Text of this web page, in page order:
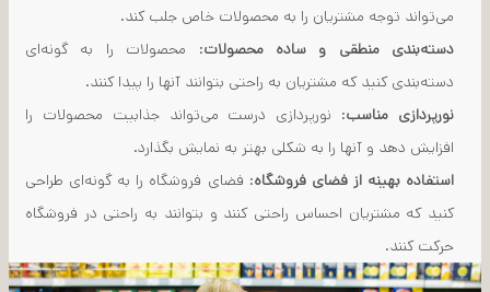
می‌تواند توجه مشتریان را به محصولات خاص جلب کند.
دسته‌بندی منطقی و ساده محصولات: محصولات را به گونه‌ای
دسته‌بندی کنید که مشتریان به راحتی بتوانند آنها را پیدا کنند.
نورپردازی مناسب: نورپردازی درست می‌تواند جذابیت محصولات را
افزایش دهد و آنها را به شکلی بهتر به نمایش بگذارد.
استفاده بهینه از فضای فروشگاه: فضای فروشگاه را به گونه‌ای طراحی
کنید که مشتریان احساس راحتی کنند و بتوانند به راحتی در فروشگاه
حرکت کنند.